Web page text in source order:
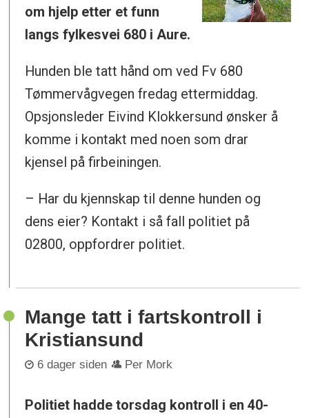
om hjelp etter et funn
langs fylkesvei 680 i Aure.
Hunden ble tatt hånd om ved Fv 680
Tømmervågvegen fredag ettermiddag.
Opsjonsleder Eivind Klokkersund ønsker å
komme i kontakt med noen som drar
kjensel på firbeiningen.
– Har du kjennskap til denne hunden og
dens eier? Kontakt i så fall politiet på
02800, oppfordrer politiet.
Mange tatt i fartskontroll i
Kristiansund
6 dager siden Per Mork
Politiet hadde torsdag kontroll i en 40-